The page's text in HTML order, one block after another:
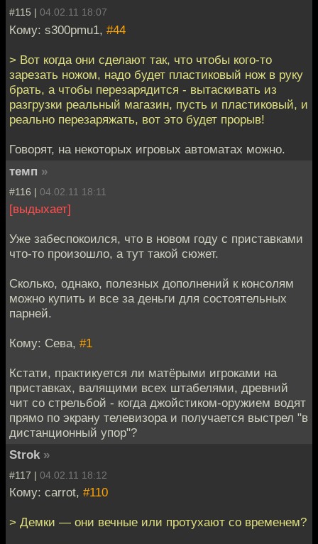
#115 | 04.02.11 18:07
Кому: s300pmu1, #44
> Вот когда они сделают так, что чтобы кого-то
зарезать ножом, надо будет пластиковый нож в руку
брать, а чтобы перезарядится - вытаскивать из
разгрузки реальный магазин, пусть и пластиковый, и
реально перезаряжать, вот это будет прорыв!
Говорят, на некоторых игровых автоматах можно.
темп »
#116 | 04.02.11 18:11
[выдыхает]
Уже забеспокоился, что в новом году с приставками
что-то произошло, а тут такой сюжет.
Сколько, однако, полезных дополнений к консолям
можно купить и все за деньги для состоятельных
парней.
Кому: Сева, #1
Кстати, практикуется ли матёрыми игроками на
приставках, валящими всех штабелями, древний
чит со стрельбой - когда джойстиком-оружием водят
прямо по экрану телевизора и получается выстрел "в
дистанционный упор"?
Strok »
#117 | 04.02.11 18:12
Кому: carrot, #110
> Демки — они вечные или протухают со временем?